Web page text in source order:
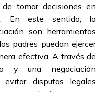
de tomar decisiones en
En este sentido, la
son herramientas
padres puedan ejercer
efectiva. A través de
y una negociación
evitar disputas legales